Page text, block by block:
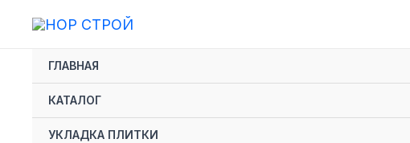
содержимому
ГЛАВНАЯ
КАТАЛОГ
УКЛАДКА ПЛИТКИ